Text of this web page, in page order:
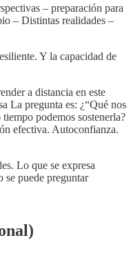
– preparación para
– Distintas realidades –
Y la capacidad de
a distancia en este
La pregunta es: ¿“Qué nos
podemos sostenerla?
efectiva. Autoconfianza.
Lo que se expresa
se puede preguntar